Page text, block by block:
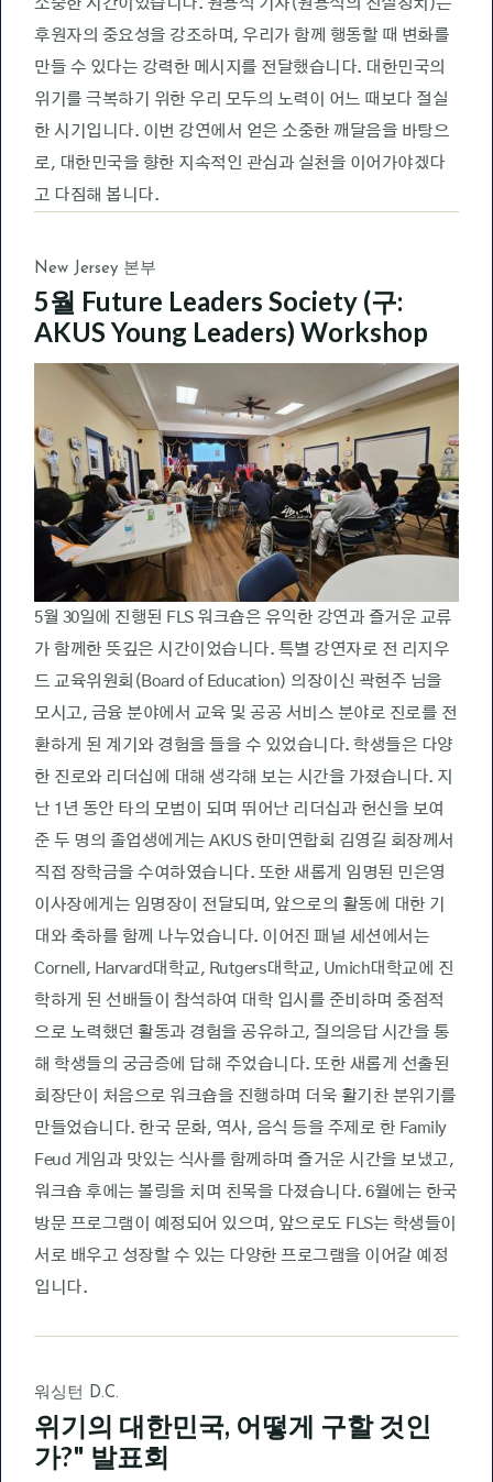
소중한 시간이었습니다. 원용석 기자(원용석의 진실정치)는
후원자의 중요성을 강조하며, 우리가 함께 행동할 때 변화를
만들 수 있다는 강력한 메시지를 전달했습니다. 대한민국의
위기를 극복하기 위한 우리 모두의 노력이 어느 때보다 절실
한 시기입니다. 이번 강연에서 얻은 소중한 깨달음을 바탕으
로, 대한민국을 향한 지속적인 관심과 실천을 이어가야겠다
고 다짐해 봅니다.
New Jersey 본부
5월 Future Leaders Society (구:
AKUS Young Leaders) Workshop
5월 30일에 진행된 FLS 워크숍은 유익한 강연과 즐거운 교류
가 함께한 뜻깊은 시간이었습니다. 특별 강연자로 전 리지우
드 교육위원회(Board of Education) 의장이신 곽현주 님을
모시고, 금융 분야에서 교육 및 공공 서비스 분야로 진로를 전
환하게 된 계기와 경험을 들을 수 있었습니다. 학생들은 다양
한 진로와 리더십에 대해 생각해 보는 시간을 가졌습니다. 지
난 1년 동안 타의 모범이 되며 뛰어난 리더십과 헌신을 보여
준 두 명의 졸업생에게는 AKUS 한미연합회 김영길 회장께서
직접 장학금을 수여하였습니다. 또한 새롭게 임명된 민은영
이사장에게는 임명장이 전달되며, 앞으로의 활동에 대한 기
대와 축하를 함께 나누었습니다. 이어진 패널 세션에서는
Cornell, Harvard대학교, Rutgers대학교, Umich대학교에 진
학하게 된 선배들이 참석하여 대학 입시를 준비하며 중점적
으로 노력했던 활동과 경험을 공유하고, 질의응답 시간을 통
해 학생들의 궁금증에 답해 주었습니다. 또한 새롭게 선출된
회장단이 처음으로 워크숍을 진행하며 더욱 활기찬 분위기를
만들었습니다. 한국 문화, 역사, 음식 등을 주제로 한 Family
Feud 게임과 맛있는 식사를 함께하며 즐거운 시간을 보냈고,
워크숍 후에는 볼링을 치며 친목을 다졌습니다. 6월에는 한국
방문 프로그램이 예정되어 있으며, 앞으로도 FLS는 학생들이
서로 배우고 성장할 수 있는 다양한 프로그램을 이어갈 예정
입니다.
워싱턴 D.C.
위기의 대한민국, 어떻게 구할 것인
가?" 발표회